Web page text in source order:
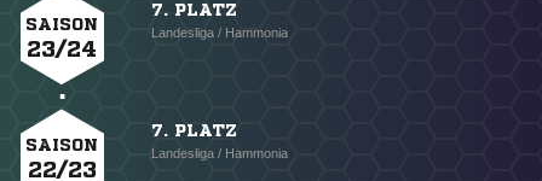
SAISON
23/24
7. PLATZ
Landesliga / Hammonia
SAISON
22/23
7. PLATZ
Landesliga / Hammonia